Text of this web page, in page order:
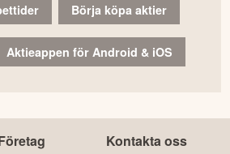
Börja köpa aktier
Aktieappen för Android & iOS
Kontakta oss